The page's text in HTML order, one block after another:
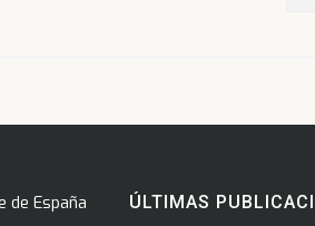
de España ÚLTIMAS